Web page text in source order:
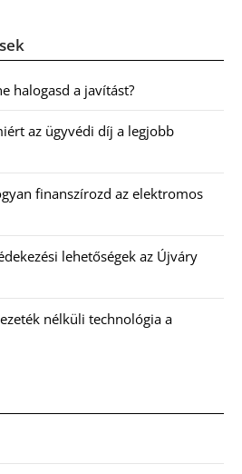
halogasd a javítást?
az ügyvédi díj a legjobb
finanszírozd az elektromos
lehetőségek az Újváry
nélküli technológia a